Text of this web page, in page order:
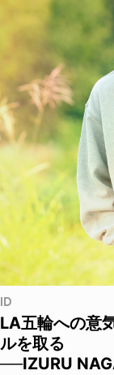
ID
LA五輪への意
ルを取る
──IZURU